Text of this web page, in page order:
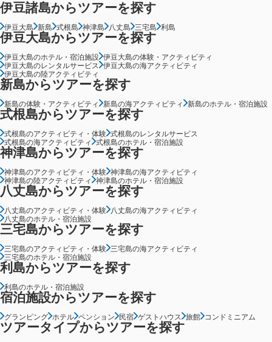
伊豆諸島からツアーを探す
伊豆大島 新島 式根島 神津島 八丈島 三宅島 利島
伊豆大島からツアーを探す
伊豆大島のホテル・宿泊施設 伊豆大島の体験・アクティビティ
伊豆大島のレンタルサービス 伊豆大島の海アクティビティ
伊豆大島の陸アクティビティ
新島からツアーを探す
新島の体験・アクティビティ 新島の海アクティビティ 新島のホテル・宿泊施設
式根島からツアーを探す
式根島のアクティビティ・体験 式根島のレンタルサービス
式根島の海アクティビティ
式根島のホテル・宿泊施設
神津島からツアーを探す
神津島のアクティビティ・体験 神津島の海アクティビティ
神津島の陸アクティビティ
神津島のホテル・宿泊施設
八丈島からツアーを探す
八丈島のアクティビティ・体験 八丈島の海アクティビティ
八丈島のホテル・宿泊施設
三宅島からツアーを探す
三宅島のアクティビティ・体験 三宅島の海アクティビティ
三宅島のホテル・宿泊施設
利島からツアーを探す
利島のホテル・宿泊施設
宿泊施設からツアーを探す
グランピング ホテル ペンション 民宿 ゲストハウス 旅館 コンドミニアム
ツアータイプからツアーを探す